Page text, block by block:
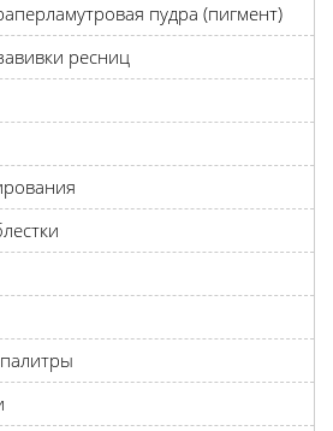
пудра (пигмент)
ресниц